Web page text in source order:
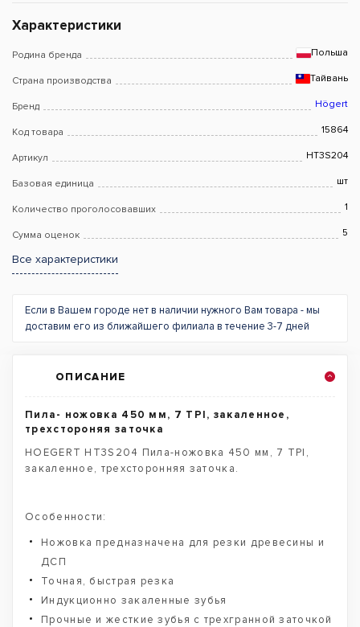
Характеристики
Родина бренда Польша
Страна производства Тайвань
Бренд Högert
Код товара 15864
Артикул HT3S204
Базовая единица шт
Количество проголосовавших 1
Сумма оценок 5
Все характеристики
Если в Вашем городе нет в наличии нужного Вам товара - мы
доставим его из ближайшего филиала в течение 3-7 дней
ОПИСАНИЕ
Пила- ножовка 450 мм, 7 TPI, закаленное,
трехстороняя заточка
HOEGERT HT3S204 Пила-ножовка 450 мм, 7 TPI,
закаленное, трехсторонняя заточка.
Особенности:
Ножовка предназначена для резки древесины и
ДСП
Точная, быстрая резка
Индукционно закаленные зубья
Прочные и жесткие зубья с трехгранной заточкой